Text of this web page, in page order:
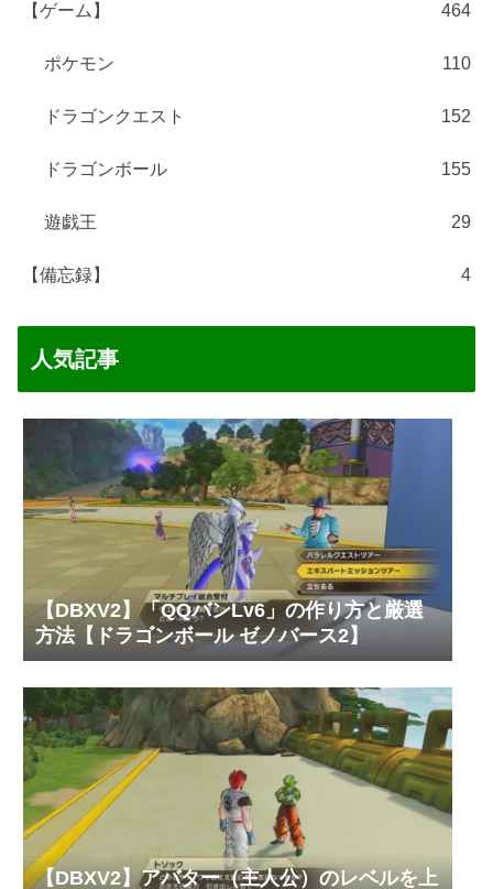
【ゲーム】 464
ポケモン 110
ドラゴンクエスト 152
ドラゴンボール 155
遊戯王 29
【備忘録】 4
人気記事
【DBXV2】「QQバンLv6」の作り方と厳選
方法【ドラゴンボール ゼノバース2】
【DBXV2】アバター（主人公）のレベルを上